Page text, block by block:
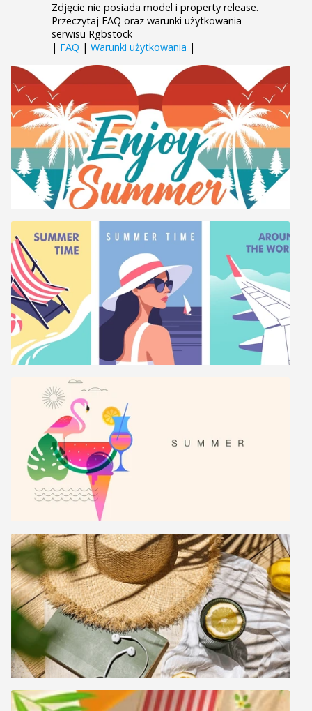
Zdjęcie nie posiada model i property release.
Przeczytaj FAQ oraz warunki użytkowania
serwisu Rgbstock
| FAQ | Warunki użytkowania |